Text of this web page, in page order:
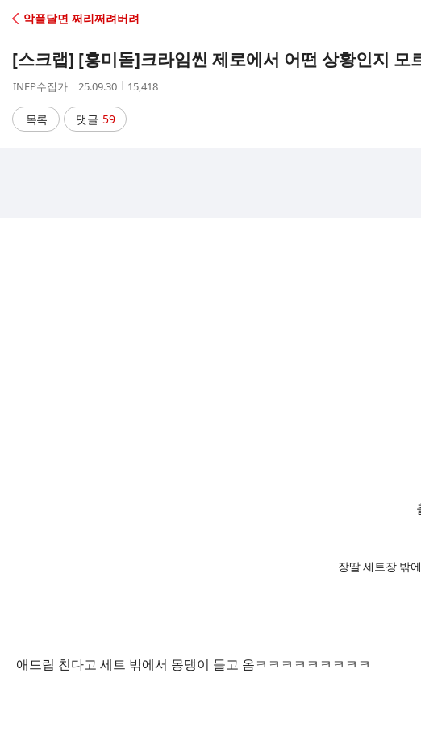
C
A
악플달면 쩌리쩌려버려
[스크랩] [흥미돋]크라임씬 제로에서 어떤 상황인지
작
자
INFP수집가
작
시
간
25.09.30
조
15,418
목록 댓글 59
장딸 세트장 밖
애드립 친다고 세트 밖에서 몽댕이 들고 옴ㅋㅋㅋㅋㅋㅋㅋㅋㅋ